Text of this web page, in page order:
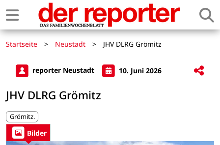
Startseite > Neustadt > JHV DLRG Grömitz
reporter Neustadt 10. Juni 2026
JHV DLRG Grömitz
Grömitz.
Bilder